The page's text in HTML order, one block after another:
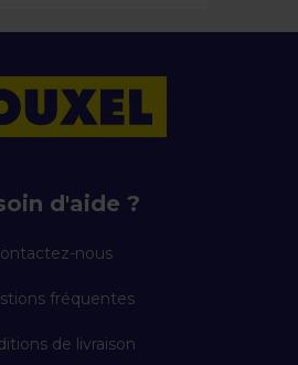
d'aide ?
nous
fréquentes
de livraison